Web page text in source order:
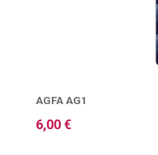
AGFA AG1
6,00 €